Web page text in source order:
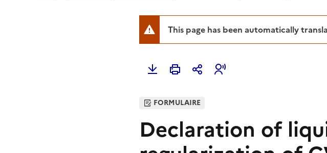
This page has been automatically
FORMULAIRE
Declaration of